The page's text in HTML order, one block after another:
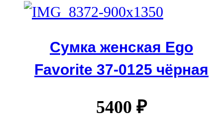
Сумка женская Ego
Favorite 37-0125 чёрная
5400 ₽